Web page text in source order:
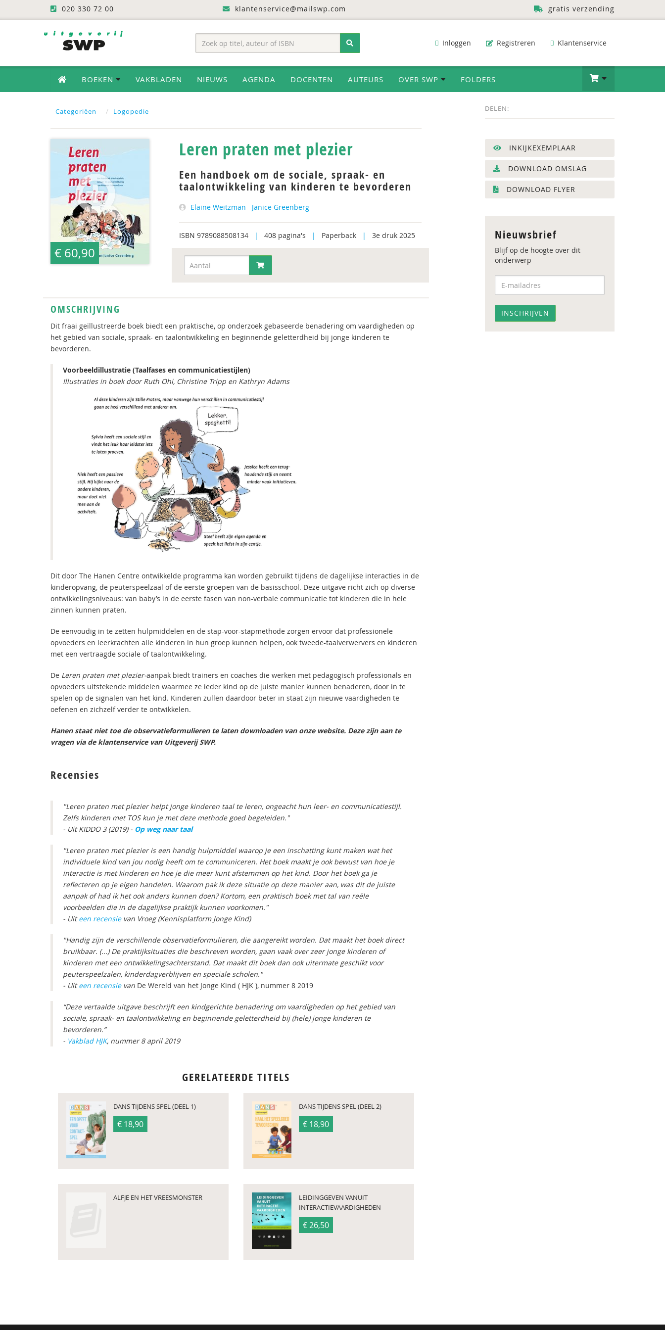
020 330 72 00 klantenservice@mailswp.com gratis verzending
Inloggen Registreren Klantenservice
BOEKEN VAKBLADEN NIEUWS AGENDA DOCENTEN AUTEURS OVER SWP FOLDERS
Categoriëen Logopedie DELEN:
€ 60,90
Leren praten met plezier
Een handboek om de sociale, spraak- en
taalontwikkeling van kinderen te bevorderen
Elaine Weitzman Janice Greenberg
ISBN 9789088508134 | 408 pagina's | Paperback | 3e druk 2025
OMSCHRIJVING
Dit fraai geïllustreerde boek biedt een praktische, op onderzoek gebaseerde benadering om vaardigheden op
het gebied van sociale, spraak- en taalontwikkeling en beginnende geletterdheid bij jonge kinderen te
bevorderen.
Voorbeeldillustratie (Taalfases en communicatiestijlen)
Illustraties in boek door Ruth Ohi, Christine Tripp en Kathryn Adams
Dit door The Hanen Centre ontwikkelde programma kan worden gebruikt tijdens de dagelijkse interacties in de
kinderopvang, de peuterspeelzaal of de eerste groepen van de basisschool. Deze uitgave richt zich op diverse
ontwikkelingsniveaus: van baby’s in de eerste fasen van non-verbale communicatie tot kinderen die in hele
zinnen kunnen praten.
De eenvoudig in te zetten hulpmiddelen en de stap-voor-stapmethode zorgen ervoor dat professionele
opvoeders en leerkrachten alle kinderen in hun groep kunnen helpen, ook tweede-taalverwervers en kinderen
met een vertraagde sociale of taalontwikkeling.
De Leren praten met plezier-aanpak biedt trainers en coaches die werken met pedagogisch professionals en
opvoeders uitstekende middelen waarmee ze ieder kind op de juiste manier kunnen benaderen, door in te
spelen op de signalen van het kind. Kinderen zullen daardoor beter in staat zijn nieuwe vaardigheden te
oefenen en zichzelf verder te ontwikkelen.
Hanen staat niet toe de observatieformulieren te laten downloaden van onze website. Deze zijn aan te
vragen via de klantenservice van Uitgeverij SWP.
Recensies
"Leren praten met plezier helpt jonge kinderen taal te leren, ongeacht hun leer- en communicatiestijl.
Zelfs kinderen met TOS kun je met deze methode goed begeleiden."
- Uit KIDDO 3 (2019) - Op weg naar taal
"Leren praten met plezier is een handig hulpmiddel waarop je een inschatting kunt maken wat het
individuele kind van jou nodig heeft om te communiceren. Het boek maakt je ook bewust van hoe je
interactie is met kinderen en hoe je die meer kunt afstemmen op het kind. Door het boek ga je
reflecteren op je eigen handelen. Waarom pak ik deze situatie op deze manier aan, was dit de juiste
aanpak of had ik het ook anders kunnen doen? Kortom, een praktisch boek met tal van reële
voorbeelden die in de dagelijkse praktijk kunnen voorkomen."
- Uiteen recensievan Vroeg (Kennisplatform Jonge Kind)
"Handig zijn de verschillende observatieformulieren, die aangereikt worden. Dat maakt het boek direct
bruikbaar. (...) De praktijksituaties die beschreven worden, gaan vaak over zeer jonge kinderen of
kinderen met een ontwikkelingsachterstand. Dat maakt dit boek dan ook uitermate geschikt voor
peuterspeelzalen, kinderdagverblijven en speciale scholen."
- Uiteen recensievan De Wereld van het Jonge Kind ( HJK ), nummer 8 2019
“Deze vertaalde uitgave beschrijft een kindgerichte benadering om vaardigheden op het gebied van
sociale, spraak- en taalontwikkeling en beginnende geletterdheid bij (hele) jonge kinderen te
bevorderen.”
- Vakblad HJK, nummer 8 april 2019
GERELATEERDE TITELS
DANS TIJDENS SPEL (DEEL 1)
€ 18,90
DANS TIJDENS SPEL (DEEL 2)
€ 18,90
ALFJE EN HET VREESMONSTER
LEIDINGGEVEN VANUIT
INTERACTIEVAARDIGHEDEN
€ 26,50
INKIJKEXEMPLAAR
DOWNLOAD OMSLAG
DOWNLOAD FLYER
Nieuwsbrief
Blijf op de hoogte over dit
onderwerp